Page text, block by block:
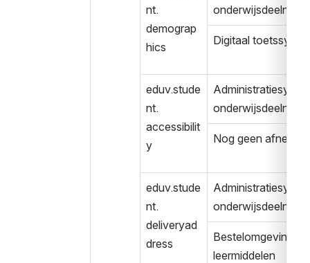
nt.
demograp
hics
Digitaal
eduv.stude
nt.
accessibilit
y
Nog geen
eduv.stude
nt.
deliveryad
dress
Bestelomgeving
leermiddelen